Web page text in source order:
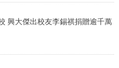
興大傑出校友李錫祺捐贈逾千萬